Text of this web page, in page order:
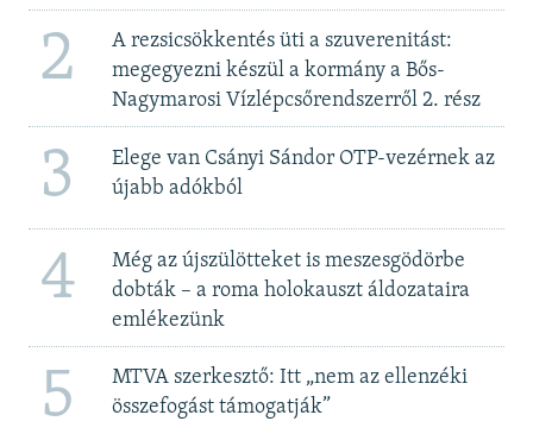
2
A rezsicsökkentés üti a szuverenitást:
megegyezni készül a kormány a Bős-
Nagymarosi Vízlépcsőrendszerről 2. rész
3
Elege van Csányi Sándor OTP-vezérnek az
újabb adókból
4
Még az újszülötteket is meszesgödörbe
dobták – a roma holokauszt áldozataira
emlékezünk
5
MTVA szerkesztő: Itt „nem az ellenzéki
összefogást támogatják”